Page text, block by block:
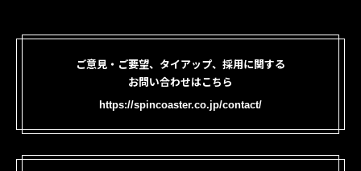
ご意見・ご要望、タイアップ、採用に関する
お問い合わせはこちら
https://spincoaster.co.jp/contact/